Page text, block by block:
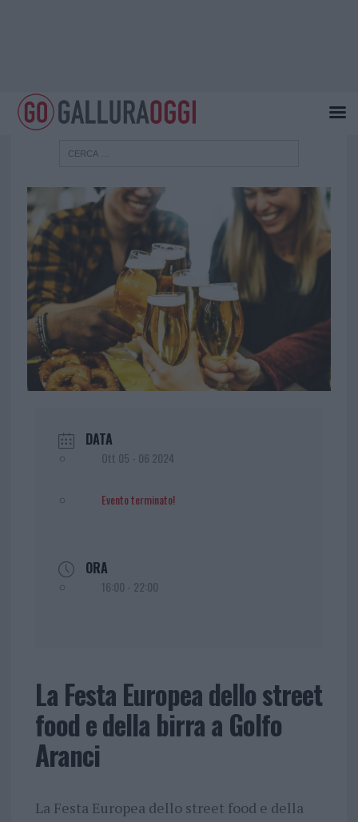
DATA
Ott 05 - 06 2024
Evento terminato!
ORA
16:00 - 22:00
La Festa Europea dello street
food e della birra a Golfo
Aranci
La Festa Europea dello street food e della